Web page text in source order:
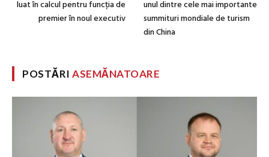
luat în calcul pentru funcția de
premier în noul executiv
unul dintre cele mai importante
summituri mondiale de turism
din China
POSTĂRIASEMĂNATOARE